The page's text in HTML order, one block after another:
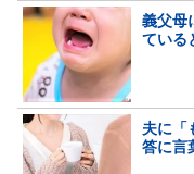
義父母
ている
夫に「
答に言